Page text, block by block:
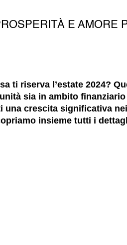
E AMORE
ti riserva l’estate 2024?
sia in ambito
una crescita significativa
insieme tutti i